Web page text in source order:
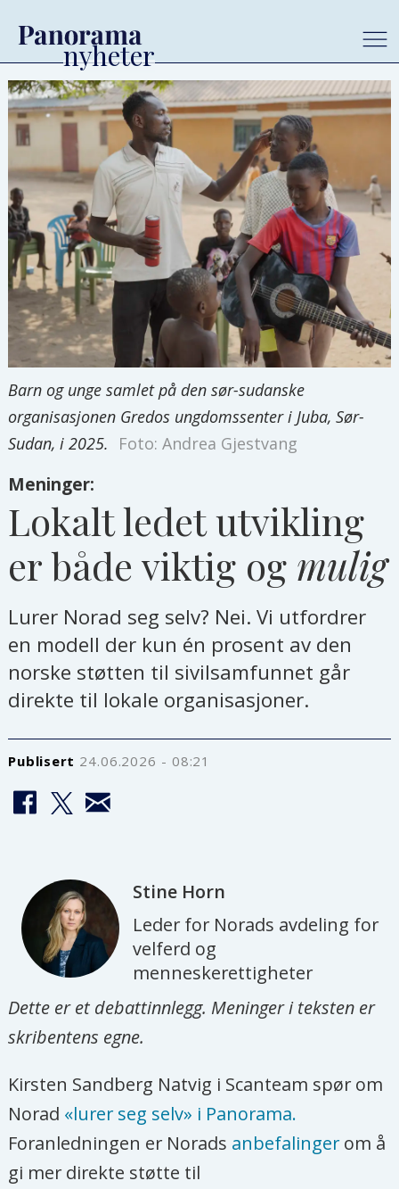
Barn og unge samlet på den sør-sudanske
organisasjonen Gredos ungdomssenter i Juba, Sør-
Sudan, i 2025.
Foto: Andrea Gjestvang
Meninger:
Lokalt ledet utvikling
er både viktig og mulig
Lurer Norad seg selv? Nei. Vi utfordrer
en modell der kun én prosent av den
norske støtten til sivilsamfunnet går
direkte til lokale organisasjoner.
Publisert 24.06.2026 - 08:21
Stine Horn
Leder for Norads avdeling for
velferd og
menneskerettigheter
Dette er et debattinnlegg. Meninger i teksten er
skribentens egne.
Kirsten Sandberg Natvig i Scanteam spør om
Norad «lurer seg selv» i Panorama.
Foranledningen er Norads anbefalingerom å
gi mer direkte støtte til